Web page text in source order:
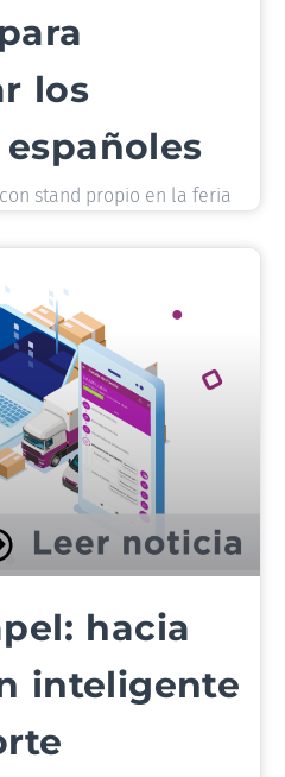
los
stand propio en la feria
hacia
inteligente